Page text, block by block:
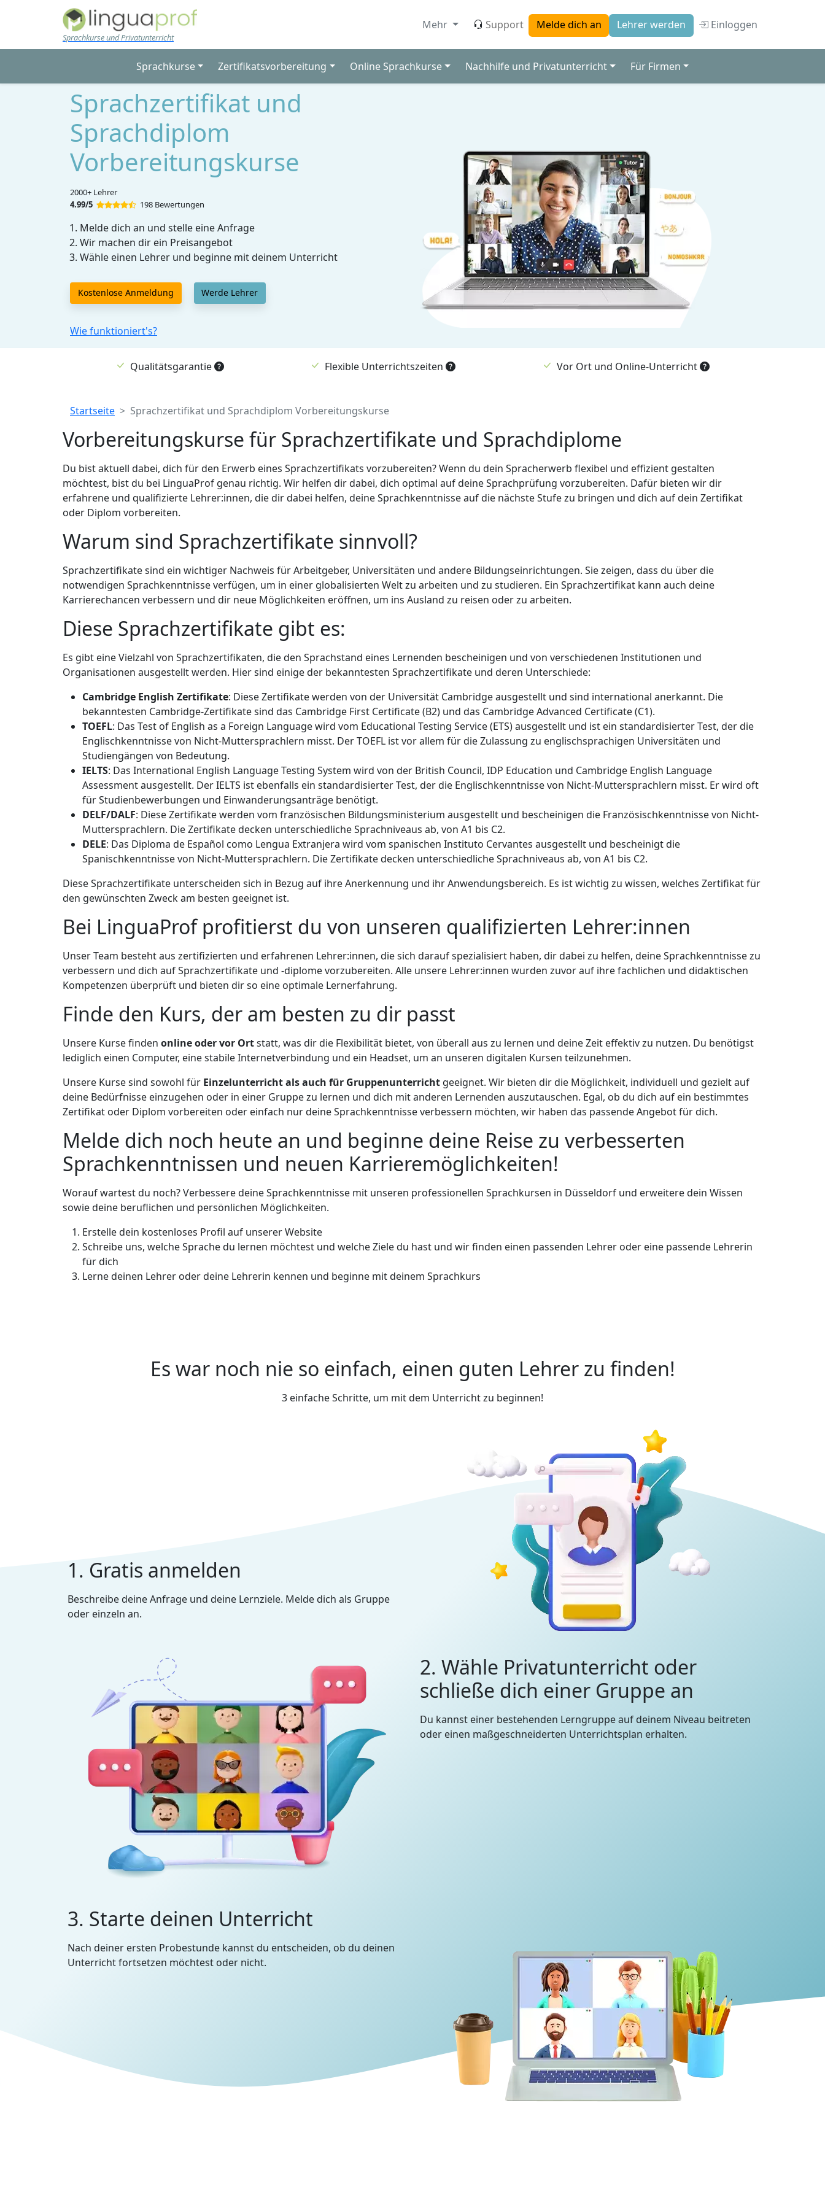
Skip to main content
Sprachkurse und Privatunterricht
Mehr Support Melde dich an Lehrer werden Einloggen
Sprachkurse Zertifikatsvorbereitung Online Sprachkurse Nachhilfe und Privatunterricht Für Firmen
Sprachzertifikat und
Sprachdiplom
Vorbereitungskurse
2000+ Lehrer
4.99/5
198 Bewertungen
Melde dich an und stelle eine Anfrage
Wir machen dir ein Preisangebot
Wähle einen Lehrer und beginne mit deinem Unterricht
Kostenlose Anmeldung Werde Lehrer
Wie funktioniert's?
Qualitätsgarantie Flexible Unterrichtszeiten Vor Ort und Online-Unterricht
Breadcrumb
Startseite Sprachzertifikat und Sprachdiplom Vorbereitungskurse
Vorbereitungskurse für Sprachzertifikate und Sprachdiplome
Du bist aktuell dabei, dich für den Erwerb eines Sprachzertifikats vorzubereiten? Wenn du dein Spracherwerb flexibel und effizient gestalten
möchtest, bist du bei LinguaProf genau richtig. Wir helfen dir dabei, dich optimal auf deine Sprachprüfung vorzubereiten. Dafür bieten wir dir
erfahrene und qualifizierte Lehrer:innen, die dir dabei helfen, deine Sprachkenntnisse auf die nächste Stufe zu bringen und dich auf dein Zertifikat
oder Diplom vorbereiten.
Warum sind Sprachzertifikate sinnvoll?
Sprachzertifikate sind ein wichtiger Nachweis für Arbeitgeber, Universitäten und andere Bildungseinrichtungen. Sie zeigen, dass du über die
notwendigen Sprachkenntnisse verfügen, um in einer globalisierten Welt zu arbeiten und zu studieren. Ein Sprachzertifikat kann auch deine
Karrierechancen verbessern und dir neue Möglichkeiten eröffnen, um ins Ausland zu reisen oder zu arbeiten.
Diese Sprachzertifikate gibt es:
Es gibt eine Vielzahl von Sprachzertifikaten, die den Sprachstand eines Lernenden bescheinigen und von verschiedenen Institutionen und
Organisationen ausgestellt werden. Hier sind einige der bekanntesten Sprachzertifikate und deren Unterschiede:
Cambridge English Zertifikate: Diese Zertifikate werden von der Universität Cambridge ausgestellt und sind international anerkannt. Die
bekanntesten Cambridge-Zertifikate sind das Cambridge First Certificate (B2) und das Cambridge Advanced Certificate (C1).
TOEFL: Das Test of English as a Foreign Language wird vom Educational Testing Service (ETS) ausgestellt und ist ein standardisierter Test, der die
Englischkenntnisse von Nicht-Muttersprachlern misst. Der TOEFL ist vor allem für die Zulassung zu englischsprachigen Universitäten und
Studiengängen von Bedeutung.
IELTS: Das International English Language Testing System wird von der British Council, IDP Education und Cambridge English Language
Assessment ausgestellt. Der IELTS ist ebenfalls ein standardisierter Test, der die Englischkenntnisse von Nicht-Muttersprachlern misst. Er wird oft
für Studienbewerbungen und Einwanderungsanträge benötigt.
DELF/DALF: Diese Zertifikate werden vom französischen Bildungsministerium ausgestellt und bescheinigen die Französischkenntnisse von Nicht-
Muttersprachlern. Die Zertifikate decken unterschiedliche Sprachniveaus ab, von A1 bis C2.
DELE: Das Diploma de Español como Lengua Extranjera wird vom spanischen Instituto Cervantes ausgestellt und bescheinigt die
Spanischkenntnisse von Nicht-Muttersprachlern. Die Zertifikate decken unterschiedliche Sprachniveaus ab, von A1 bis C2.
Diese Sprachzertifikate unterscheiden sich in Bezug auf ihre Anerkennung und ihr Anwendungsbereich. Es ist wichtig zu wissen, welches Zertifikat für
den gewünschten Zweck am besten geeignet ist.
Bei LinguaProf profitierst du von unseren qualifizierten Lehrer:innen
Unser Team besteht aus zertifizierten und erfahrenen Lehrer:innen, die sich darauf spezialisiert haben, dir dabei zu helfen, deine Sprachkenntnisse zu
verbessern und dich auf Sprachzertifikate und -diplome vorzubereiten. Alle unsere Lehrer:innen wurden zuvor auf ihre fachlichen und didaktischen
Kompetenzen überprüft und bieten dir so eine optimale Lernerfahrung.
Finde den Kurs, der am besten zu dir passt
Unsere Kurse finden online oder vor Ortstatt, was dir die Flexibilität bietet, von überall aus zu lernen und deine Zeit effektiv zu nutzen. Du benötigst
lediglich einen Computer, eine stabile Internetverbindung und ein Headset, um an unseren digitalen Kursen teilzunehmen.
Unsere Kurse sind sowohl für Einzelunterricht als auch für Gruppenunterricht geeignet. Wir bieten dir die Möglichkeit, individuell und gezielt auf
deine Bedürfnisse einzugehen oder in einer Gruppe zu lernen und dich mit anderen Lernenden auszutauschen. Egal, ob du dich auf ein bestimmtes
Zertifikat oder Diplom vorbereiten oder einfach nur deine Sprachkenntnisse verbessern möchten, wir haben das passende Angebot für dich.
Melde dich noch heute an und beginne deine Reise zu verbesserten
Sprachkenntnissen und neuen Karrieremöglichkeiten!
Worauf wartest du noch? Verbessere deine Sprachkenntnisse mit unseren professionellen Sprachkursen in Düsseldorf und erweitere dein Wissen
sowie deine beruflichen und persönlichen Möglichkeiten.
Erstelle dein kostenloses Profil auf unserer Website
Schreibe uns, welche Sprache du lernen möchtest und welche Ziele du hast und wir finden einen passenden Lehrer oder eine passende Lehrerin
für dich
Lerne deinen Lehrer oder deine Lehrerin kennen und beginne mit deinem Sprachkurs
Es war noch nie so einfach, einen guten Lehrer zu finden!
3 einfache Schritte, um mit dem Unterricht zu beginnen!
1. Gratis anmelden
Beschreibe deine Anfrage und deine Lernziele. Melde dich als Gruppe
oder einzeln an.
2. Wähle Privatunterricht oder
schließe dich einer Gruppe an
Du kannst einer bestehenden Lerngruppe auf deinem Niveau beitreten
oder einen maßgeschneiderten Unterrichtsplan erhalten.
3. Starte deinen Unterricht
Nach deiner ersten Probestunde kannst du entscheiden, ob du deinen
Unterricht fortsetzen möchtest oder nicht.